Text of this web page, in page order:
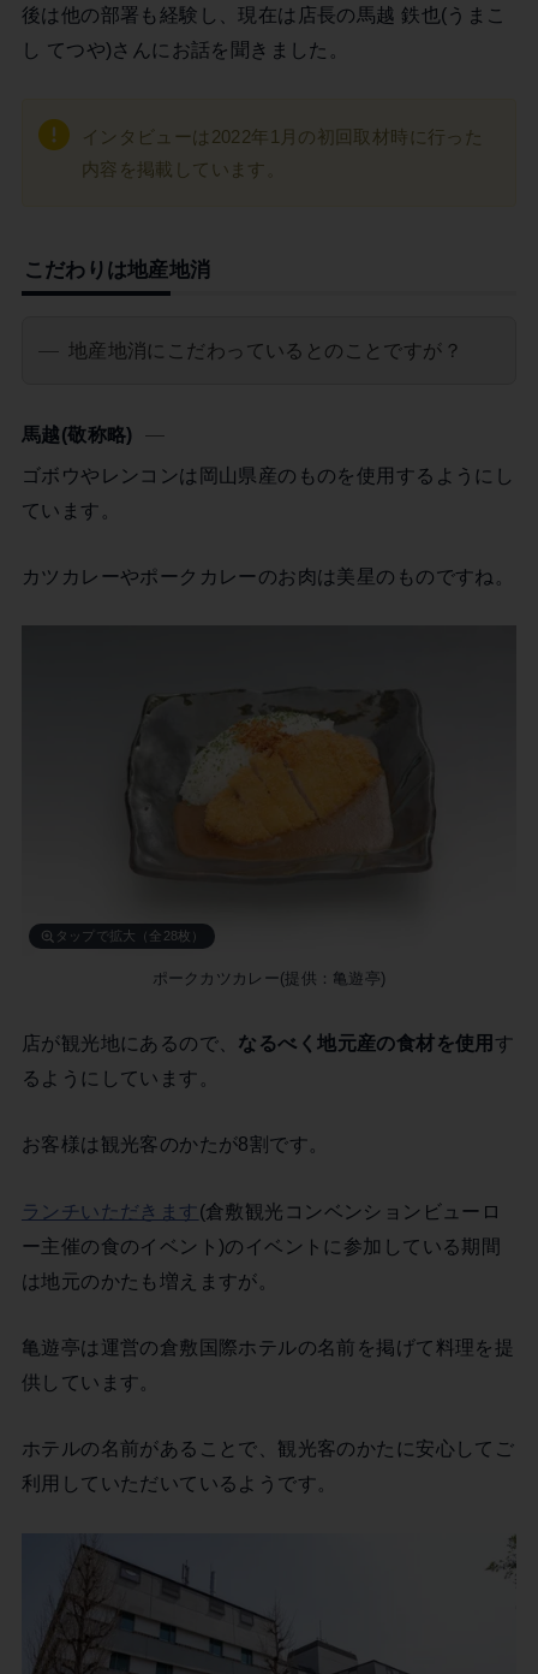
後は他の部署も経験し、現在は店長の馬越 鉄也(うまこ
し てつや)さんにお話を聞きました。
インタビューは2022年1月の初回取材時に行った
内容を掲載しています。
こだわりは地産地消
地産地消にこだわっているとのことですが？
馬越(敬称略)
ゴボウやレンコンは岡山県産のものを使用するようにし
ています。
カツカレーやポークカレーのお肉は美星のものですね。
タップで拡大（全28枚）
ポークカツカレー(提供：亀遊亭)
店が観光地にあるので、 なるべく地元産の食材を使用 す
るようにしています。
お客様は観光客のかたが8割です。
ランチいただきます (倉敷観光コンベンションビューロ
ー主催の食のイベント)のイベントに参加している期間
は地元のかたも増えますが。
亀遊亭は運営の倉敷国際ホテルの名前を掲げて料理を提
供しています。
ホテルの名前があることで、観光客のかたに安心してご
利用していただいているようです。